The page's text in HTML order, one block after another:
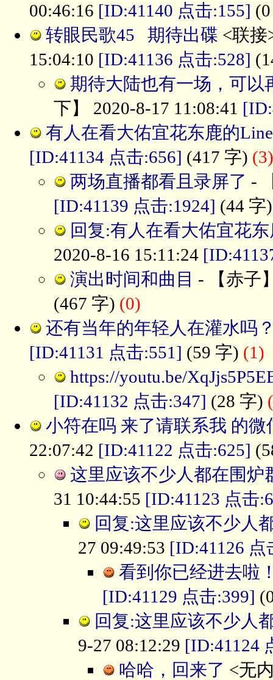
00:46:16 [ID:41140 点击:155]
转眼民歌45 期待出碟 <联接
15:04:10 [ID:41136 点击:528]
期待大陆也有一场，可以
下】 2020-8-17 11:08:41
有人在看大佑宜花东鹿的
[ID:41134 点击:656] (417 字) (3)
两场直播都看且录屏了 -
[ID:41139 点击:1924] (44
回复:有人在看大佑宜花
2020-8-16 15:11:24
演出时间和曲目 - 【赤子
(467 字) (0)
还有当年的年轻人在灌水吗
[ID:41131 点击:551] (59 字) (1)
https://youtu.be/
[ID:41132 点击:347] (28 字)
小符在吗 来了请联系我 的微
22:07:42 [ID:41122 点击:625]
这里应该不少人都在围炉
31 10:44:55 [ID:41123 点击
回复:这里应该不少人
27 09:49:53 [ID:41126 点
看到你已经进去啦
[ID:41129 点击:399]
回复:这里应该不少人
9-27 08:12:29 [ID:41124
哈哈，回来了 <无